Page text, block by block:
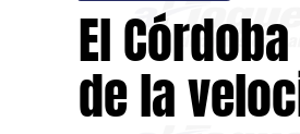
El
de la